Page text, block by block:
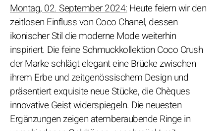
Montag, 02. September 2024: Heute feiern wir den
zeitlosen Einfluss von Coco Chanel, dessen
ikonischer Stil die moderne Mode weiterhin
inspiriert. Die feine Schmuckkollektion Coco Crush
der Marke schlägt elegant eine Brücke zwischen
ihrem Erbe und zeitgenössischem Design und
präsentiert exquisite neue Stücke, die Chèques
innovative Geist widerspiegeln. Die neuesten
Ergänzungen zeigen atemberaubende Ringe in